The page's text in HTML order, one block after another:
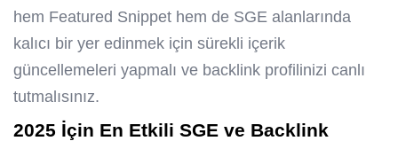
hem Featured Snippet hem de SGE alanlarında
kalıcı bir yer edinmek için sürekli içerik
güncellemeleri yapmalı ve backlink profilinizi canlı
tutmalısınız.
2025 İçin En Etkili SGE ve Backlink